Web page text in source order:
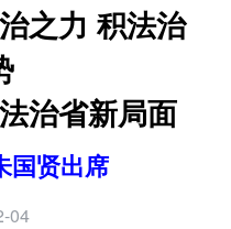
之力 积法治
治省新局面
国贤出席
04